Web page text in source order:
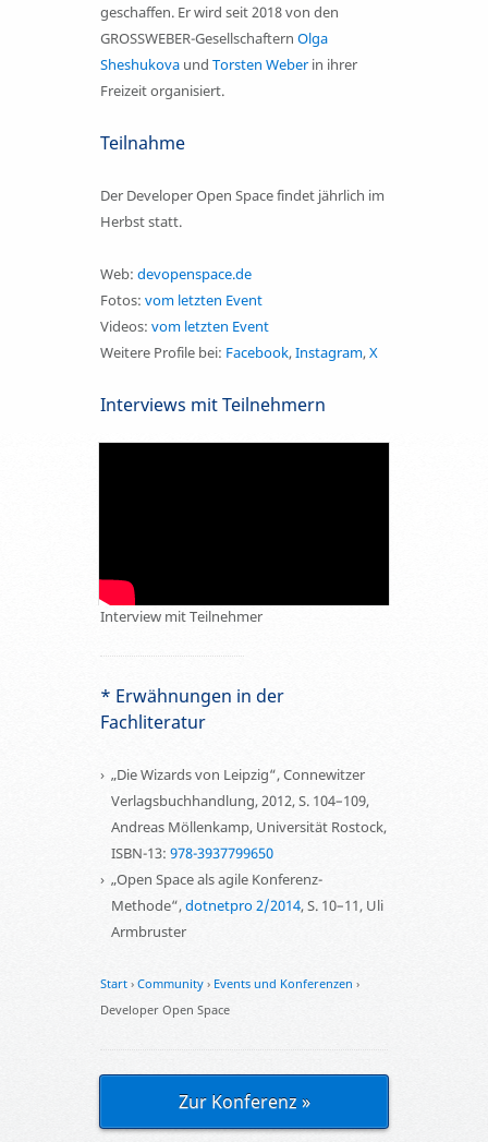
geschaffen. Er wird seit 2018 von den
GROSSWEBER-Gesellschaftern Olga
Sheshukova und Torsten Weberin ihrer
Freizeit organisiert.
Teilnahme
Der Developer Open Space findet jährlich im
Herbst statt.
Web: devopenspace.de
Fotos: vom letzten Event
Videos: vom letzten Event
Weitere Profile bei: Facebook,Instagram,X
Interviews mit Teilnehmern
Interview mit Teilnehmer
* Erwähnungen in der
Fachliteratur
„Die Wizards von Leipzig“, Connewitzer
Verlagsbuchhandlung, 2012, S. 104–109,
Andreas Möllenkamp, Universität Rostock,
ISBN-13: 978-3937799650
„Open Space als agile Konferenz-
Methode“,dotnetpro 2/2014, S. 10–11, Uli
Armbruster
Start › Community › Events und Konferenzen ›
Developer Open Space
Zur Konferenz »